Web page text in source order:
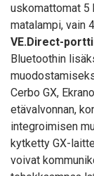
uskomattomat 5
matalampi, vain
VE.Direct-portti
Bluetoothin
Cerbo GX,
etävalvonnan,
integroimisen
kytketty GX-
voivat